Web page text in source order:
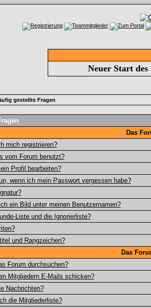
Neuer Start
gestellte Fragen
Das
mich registrieren?
vom Forum benutzt?
Profil bearbeiten?
wenn ich mein Passwort vergessen habe?
ein Bild unter meinen Benutzernamen?
Liste und die Ignorierliste?
und Rangzeichen?
Das
Forum durchsuchen?
Mitgliedern E-Mails schicken?
Nachrichten?
die Mitgliederliste?